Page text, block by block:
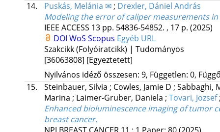
14.
Puskás, Melánia ✉ ; Drexler, Dániel András
Modeling the error of caliper measurements
IEEE ACCESS 13 pp. 54836-54852. , 17 p. (2025)
DOI WoS Scopus Egyéb URL
Szakcikk (Folyóiratcikk) | Tudományos
[36063808] [Egyeztetett]
Nyilvános idéző összesen: 9, Független: 0,
15.
Steinbauer, Silvia ; Cowles, Jamie D ; Sabbaghi,
Marina ; Laimer-Gruber, Daniela ; Tovari, Jozsef
Enhanced bioluminescence imaging of tumor
breast cancer.